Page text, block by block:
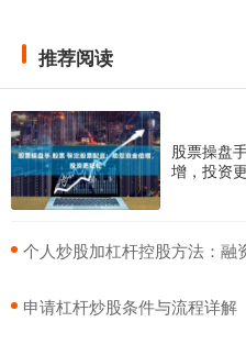
推荐阅读
股票操盘
增，投资
个人炒股加杠杆控股方法：融
​申请杠杆炒股条件与流程详解